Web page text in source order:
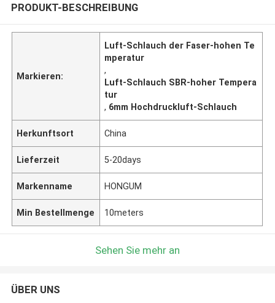
PRODUKT-BESCHREIBUNG
Markieren:
Luft-Schlauch der Faser-hohen Te
mperatur
,
Luft-Schlauch SBR-hoher Tempera
tur
, 6mm Hochdruckluft-Schlauch
Herkunftsort China
Lieferzeit 5-20days
Markenname HONGUM
Min Bestellmenge 10meters
Sehen Sie mehr an
ÜBER UNS